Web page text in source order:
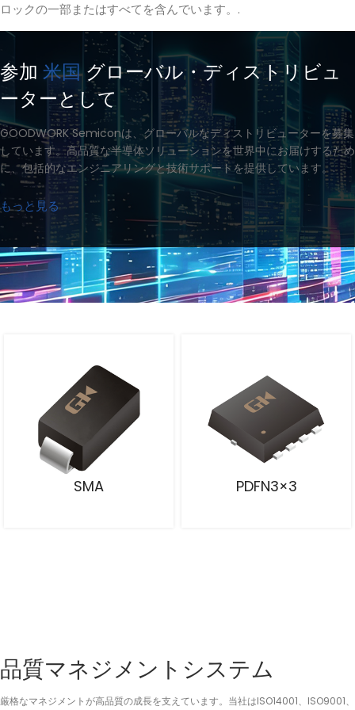
ロックの一部またはすべてを含んでいます。.
参加 米国グローバル・ディストリビュ
ーターとして
GOODWORK Semiconは、グローバルなディストリビューターを募集
しています。高品質な半導体ソリューションを世界中にお届けするため
に、包括的なエンジニアリングと技術サポートを提供しています。.
もっと見る
SMA PDFN3×3
品質マネジメントシステム
厳格なマネジメントが高品質の成長を支えています。当社はISO14001、ISO9001、